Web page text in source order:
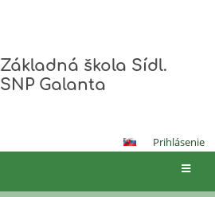
Základná škola Sídl.
SNP Galanta
Prihlásenie